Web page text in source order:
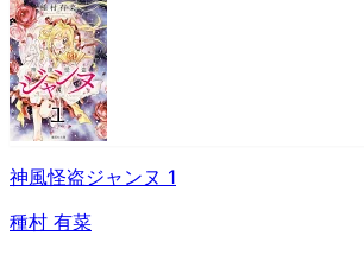
神風怪盗ジャンヌ 1
種村 有菜